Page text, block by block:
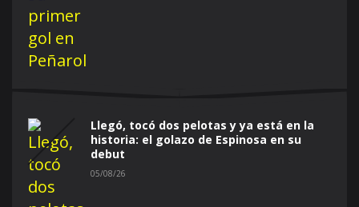
Llegó, tocó dos pelotas y ya está en la
historia: el golazo de Espinosa en su
debut
05/08/26